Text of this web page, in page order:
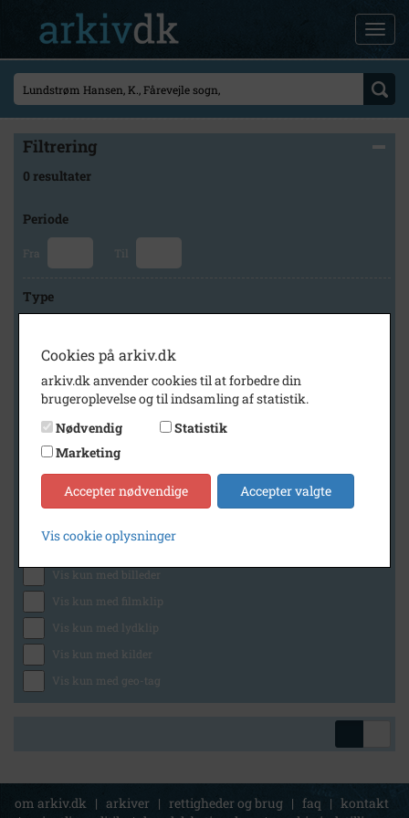
Filtrering
0 resultater
Periode
Fra Til
Type
Arkiv
Odsherred Lokalarkiv
Generelt
Vis kun med billeder
Vis kun med filmklip
Vis kun med lydklip
Vis kun med kilder
Vis kun med geo-tag
om arkiv.dk | arkiver | rettigheder og brug | faq | kontakt
Cookies på arkiv.dk
arkiv.dk anvender cookies til at forbedre din
brugeroplevelse og til indsamling af statistik.
Nødvendig
Statistik
Marketing
Accepter nødvendige Accepter valgte
Vis cookie oplysninger